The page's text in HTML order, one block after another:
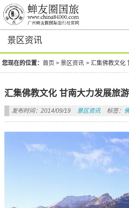
景区资讯
您现在的位置：首页 >景区资讯 >汇集佛教文化
汇集佛教文化 甘南大力发展旅游
发布时间：2014/09/19 景区资讯 标签：